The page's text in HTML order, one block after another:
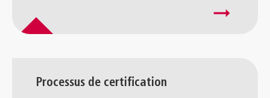
arrow_right_alt
Processus de certification